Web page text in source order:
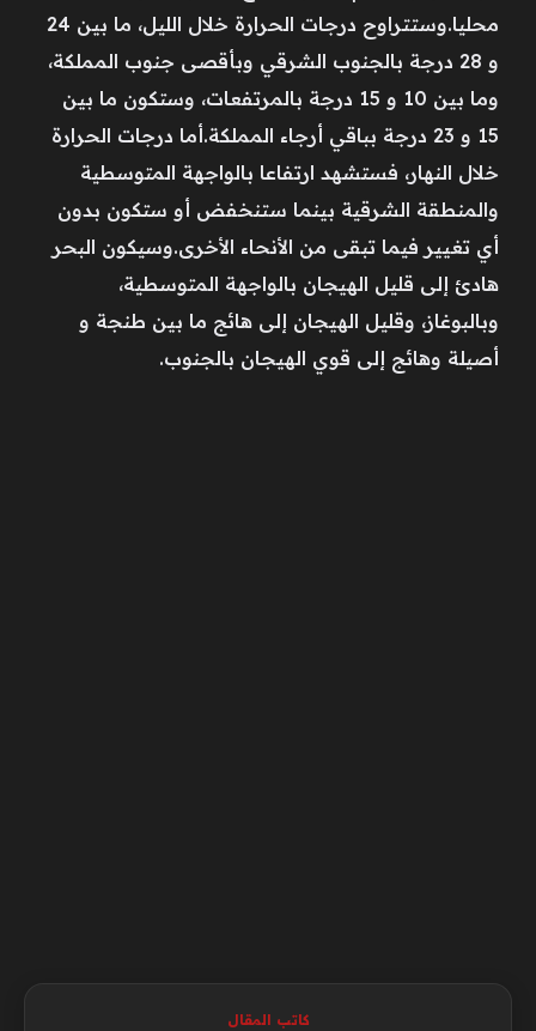
محليا.وستتراوح درجات الحرارة خلال الليل، ما بين 24
و 28 درجة بالجنوب الشرقي وبأقصى جنوب المملكة،
وما بين 10 و 15 درجة بالمرتفعات، وستكون ما بين
15 و 23 درجة بباقي أرجاء المملكة.أما درجات الحرارة
خلال النهار، فستشهد ارتفاعا بالواجهة المتوسطية
والمنطقة الشرقية بينما ستنخفض أو ستكون بدون
أي تغيير فيما تبقى من الأنحاء الأخرى.وسيكون البحر
هادئ إلى قليل الهيجان بالواجهة المتوسطية،
وبالبوغاز، وقليل الهيجان إلى هائج ما بين طنجة و
أصيلة وهائج إلى قوي الهيجان بالجنوب.
كاتب المقال